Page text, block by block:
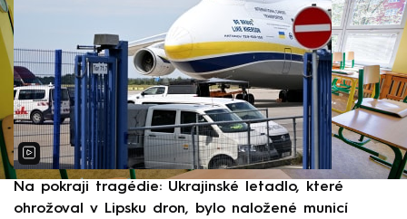
Na pokraji tragédie: Ukrajinské letadlo, které
ohrožoval v Lipsku dron, bylo naložené municí